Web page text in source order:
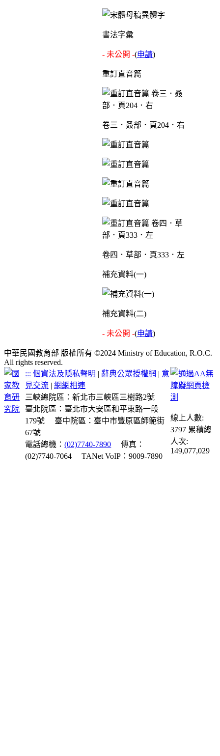
書法字彙
- 未公開 -(申請)
重訂直音篇
卷三．叒部．頁204．右
卷四．草部．頁333．左
補充資料(一)
補充資料(二)
- 未公開 -(申請)
中華民國教育部 版權所有 ©2024 Ministry of Education, R.O.C.
All rights reserved.
::: 個資法及隱私聲明 | 辭典公眾授權網 | 意
見交流 |網網相連
三峽總院區：新北市三峽區三樹路2號
臺北院區：臺北市大安區和平東路一段
179號
臺中院區：臺中市豐原區師範街
67號
電話總機：(02)7740-7890
傳真：
(02)7740-7064
TANet VoIP：9009-7890
線上人數:
3797 累積總
人次:
149,077,029